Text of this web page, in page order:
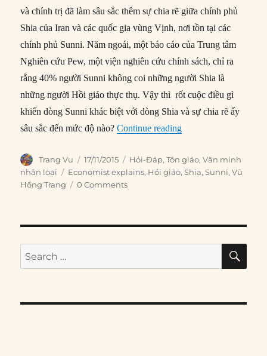
và chính trị đã làm sâu sắc thêm sự chia rẽ giữa chính phủ
Shia của Iran và các quốc gia vùng Vịnh, nơi tồn tại các
chính phủ Sunni. Năm ngoái, một báo cáo của Trung tâm
Nghiên cứu Pew, một viện nghiên cứu chính sách, chỉ ra
rằng 40% người Sunni không coi những người Shia là
những người Hồi giáo thực thụ. Vậy thì rốt cuộc điều gì
khiến dòng Sunni khác biệt với dòng Shia và sự chia rẽ ấy
sâu sắc đến mức độ nào?Continue reading“Người Hồi giáo
Author
Trang Vu
Posted
on
17/11/2015 Categories
Hỏi-Đáp,Tôn giáo,Văn minh
nhân loại
Tags
Economist explains, Hồi giáo,Shia,Sunni,Vũ
Hồng Trang
0 Comments
Search
for: